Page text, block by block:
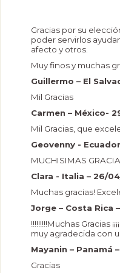
Gracias por su
poder servirlos
afecto y otros.
Muy finos y muchas
Guillermo – El
Mil Gracias
Carmen – México-
Mil Gracias, que
Geovenny -
MUCHISIMAS
Clara - Italia – 26/
Muchas gracias!
Jorge – Costa Rica
!!!!!!!!!Muchas Gracias
muy agradecida con
Mayanin – Panamá
Gracias